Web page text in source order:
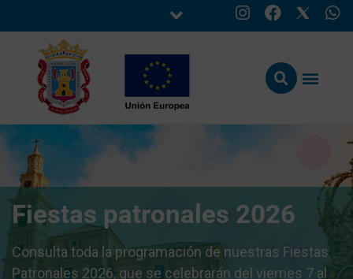
Fiestas patronales 2026
Consulta toda la programación de nuestras Fiestas
Patronales 2026, que se celebrarán del viernes 7 al